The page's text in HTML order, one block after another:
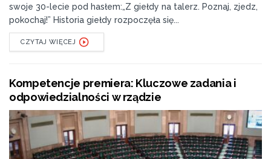
swoje 30-lecie pod hasłem:„Z giełdy na talerz. Poznaj, zjedz,
pokochaj!” Historia giełdy rozpoczęła się...
CZYTAJ WIĘCEJ
Kompetencje premiera: Kluczowe zadania i
odpowiedzialności w rządzie